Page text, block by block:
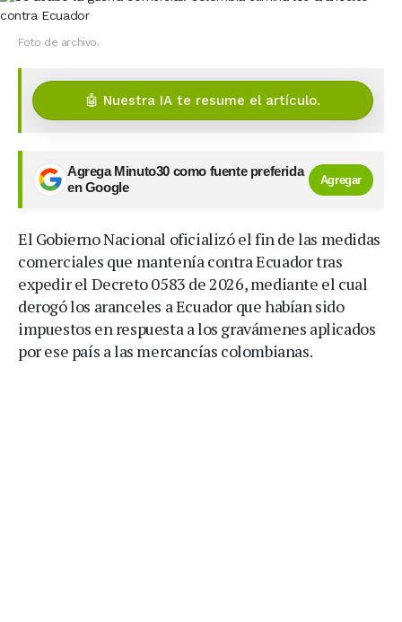
Foto de archivo.
🤖 Nuestra IA te resume el artículo.
Agrega Minuto30 como fuente preferida
en Google
Agregar
El Gobierno Nacional oficializó el fin de las medidas
comerciales que mantenía contra Ecuador tras
expedir el Decreto 0583 de 2026, mediante el cual
derogó los aranceles a Ecuador que habían sido
impuestos en respuesta a los gravámenes aplicados
por ese país a las mercancías colombianas.